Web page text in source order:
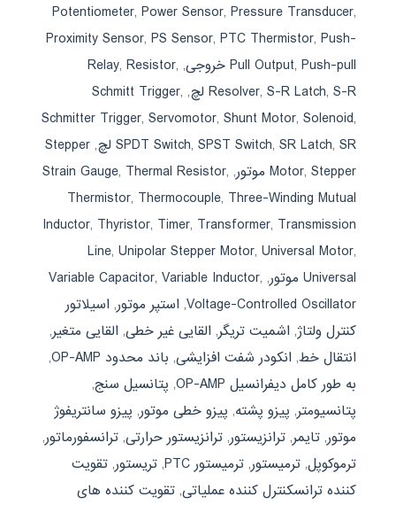
Potentiometer,Power Sensor,Pressure Transducer,
Proximity Sensor,PS Sensor,PTC Thermistor,Push-
Pull Output,Push-pull خروجی ,
Relay,Resistor,
Resolver,S-R Latch,S-R لچ ,
Schmitt Trigger,
Schmitter Trigger,Servomotor,Shunt Motor,Solenoid,
SPDT Switch,SPST Switch,SR Latch,SR لچ ,
Stepper
Motor,Stepper موتور ,
Strain Gauge, Thermal Resistor,
Thermistor, Thermocouple, Three-Winding Mutual
Inductor, Thyristor, Timer, Transformer, Transmission
Line,Unipolar Stepper Motor,Universal Motor,
Universal موتور
,
Variable Capacitor,Variable Inductor,
Voltage-Controlled Oscillator
, استپر موتور, اسیلاتور
کنترل ولتاژ, اشمیت تریگر, القایی غیر خطی, القایی متغیر,
انتقال خط, انکودر شفت افزایشی, باند محدود OP-AMP
,
به طور کامل دیفرانسیل OP-AMP
, پتانسیل سنج,
پتانسیومتر, پیزو پشته, پیزو خطی موتور, پیزو سانتریفوژ
موتور, تایمر, ترانزیستور, ترانزیستور حرارتی, ترانسفورماتور,
ترموکوپل, ترمیستور, ترمیستور PTC , تریستور, تقویت
کننده ترانسکنترل کننده عملیاتی, تقویت کننده های